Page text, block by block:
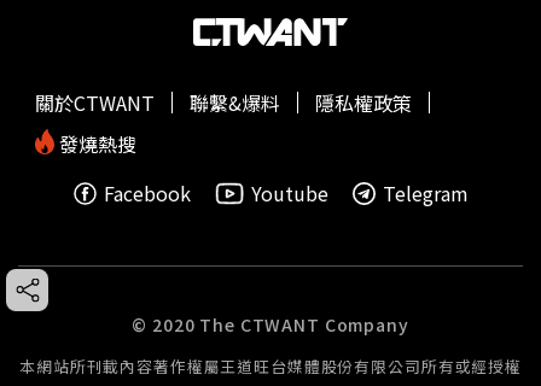
關於CTWANT 聯繫&爆料
隱私權政策
發燒熱搜
Facebook
Youtube Telegram
© 2020 The CTWANT Company
本網站所刊載內容著作權屬王道旺台媒體股份有限公司所有或經授權